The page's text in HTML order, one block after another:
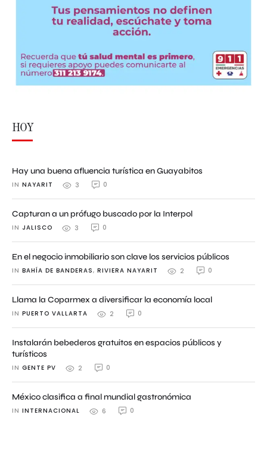
HOY
Hay una buena afluencia turística en Guayabitos
IN NAYARIT 3 0
Capturan a un prófugo buscado por la Interpol
IN JALISCO 3 0
En el negocio inmobiliario son clave los servicios públicos
IN BAHÍA DE BANDERAS, RIVIERA NAYARIT 2 0
Llama la Coparmex a diversificar la economía local
IN PUERTO VALLARTA 2 0
Instalarán bebederos gratuitos en espacios públicos y
turísticos
IN GENTE PV 2 0
México clasifica a final mundial gastronómica
IN INTERNACIONAL 6 0